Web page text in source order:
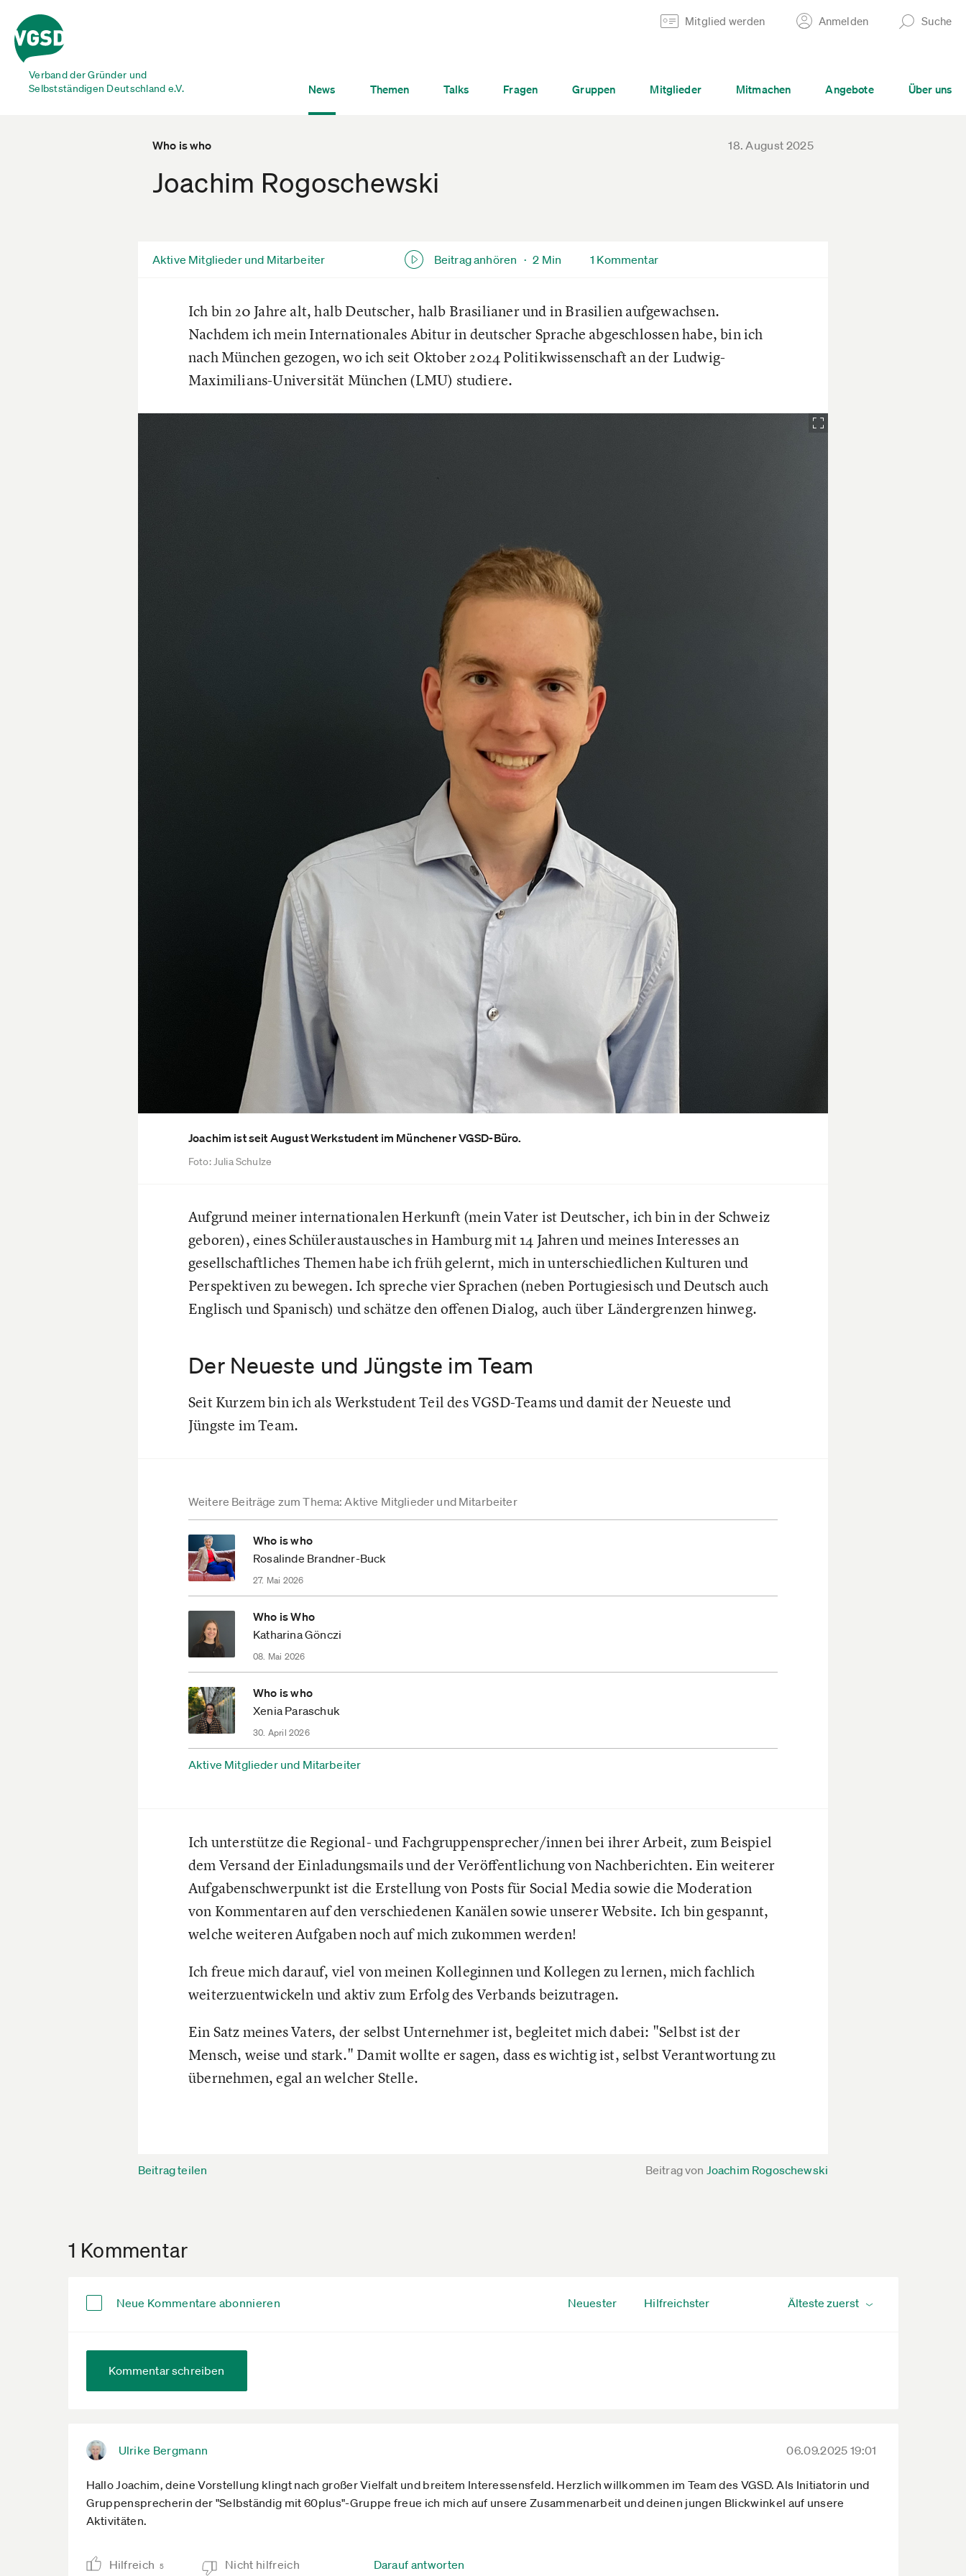
Verband der Gründer und
Selbstständigen Deutschland e.V.
Mitglied werden Anmelden Suche
News Themen Talks Fragen Gruppen Mitglieder Mitmachen Angebote Über uns
Who is who
Joachim Rogoschewski
18. August 2025
Aktive Mitglieder und Mitarbeiter Beitrag anhören ·2 Min 1 Kommentar
Ich bin 20 Jahre alt, halb Deutscher, halb Brasilianer und in Brasilien aufgewachsen.
Nachdem ich mein Internationales Abitur in deutscher Sprache abgeschlossen habe, bin ich
nach München gezogen, wo ich seit Oktober 2024 Politikwissenschaft an der Ludwig-
Maximilians-Universität München (LMU) studiere.
Joachim ist seit August Werkstudent im Münchener VGSD-Büro.
Foto: Julia Schulze
Aufgrund meiner internationalen Herkunft (mein Vater ist Deutscher, ich bin in der Schweiz
geboren), eines Schüleraustausches in Hamburg mit 14 Jahren und meines Interesses an
gesellschaftliches Themen habe ich früh gelernt, mich in unterschiedlichen Kulturen und
Perspektiven zu bewegen. Ich spreche vier Sprachen (neben Portugiesisch und Deutsch auch
Englisch und Spanisch) und schätze den offenen Dialog, auch über Ländergrenzen hinweg.
Der Neueste und Jüngste im Team
Seit Kurzem bin ich als Werkstudent Teil des VGSD-Teams und damit der Neueste und
Jüngste im Team.
Weitere Beiträge zum Thema: Aktive Mitglieder und Mitarbeiter
Who is who
Rosalinde Brandner-Buck
27. Mai 2026
Who is Who
Katharina Gönczi
08. Mai 2026
Who is who
Xenia Paraschuk
30. April 2026
Aktive Mitglieder und Mitarbeiter
Ich unterstütze die Regional- und Fachgruppensprecher/innen bei ihrer Arbeit, zum Beispiel
dem Versand der Einladungsmails und der Veröffentlichung von Nachberichten. Ein weiterer
Aufgabenschwerpunkt ist die Erstellung von Posts für Social Media sowie die Moderation
von Kommentaren auf den verschiedenen Kanälen sowie unserer Website. Ich bin gespannt,
welche weiteren Aufgaben noch auf mich zukommen werden!
Ich freue mich darauf, viel von meinen Kolleginnen und Kollegen zu lernen, mich fachlich
weiterzuentwickeln und aktiv zum Erfolg des Verbands beizutragen.
Ein Satz meines Vaters, der selbst Unternehmer ist, begleitet mich dabei: "Selbst ist der
Mensch, weise und stark." Damit wollte er sagen, dass es wichtig ist, selbst Verantwortung zu
übernehmen, egal an welcher Stelle.
Beitrag teilen Beitrag von Joachim Rogoschewski
1 Kommentar
Neue Kommentare abonnieren Neuester Hilfreichster
Kommentar schreiben
Ulrike Bergmann 06.09.2025 19:01
Hallo Joachim, deine Vorstellung klingt nach großer Vielfalt und breitem Interessensfeld. Herzlich willkommen im Team des VGSD. Als Initiatorin und
Gruppensprecherin der "Selbständig mit 60plus"-Gruppe freue ich mich auf unsere Zusammenarbeit und deinen jungen Blickwinkel auf unsere
Aktivitäten.
Hilfreich 5 Nicht hilfreich Darauf antworten